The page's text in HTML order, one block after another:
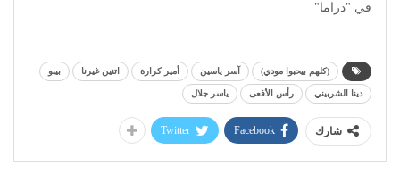
في "دراما"
(كلهم بيحبوا مودي) آسر ياسين أمير كرارة اتنين غيرنا بيبو
دينا الشربيني رأس الأفعى ياسر جلال
شارك Facebook
Twitter